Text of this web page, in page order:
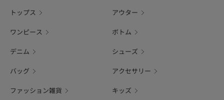
トップス アウター
ワンピース ボトム
デニム シューズ
バッグ アクセサリー
ファッション雑貨 キッズ